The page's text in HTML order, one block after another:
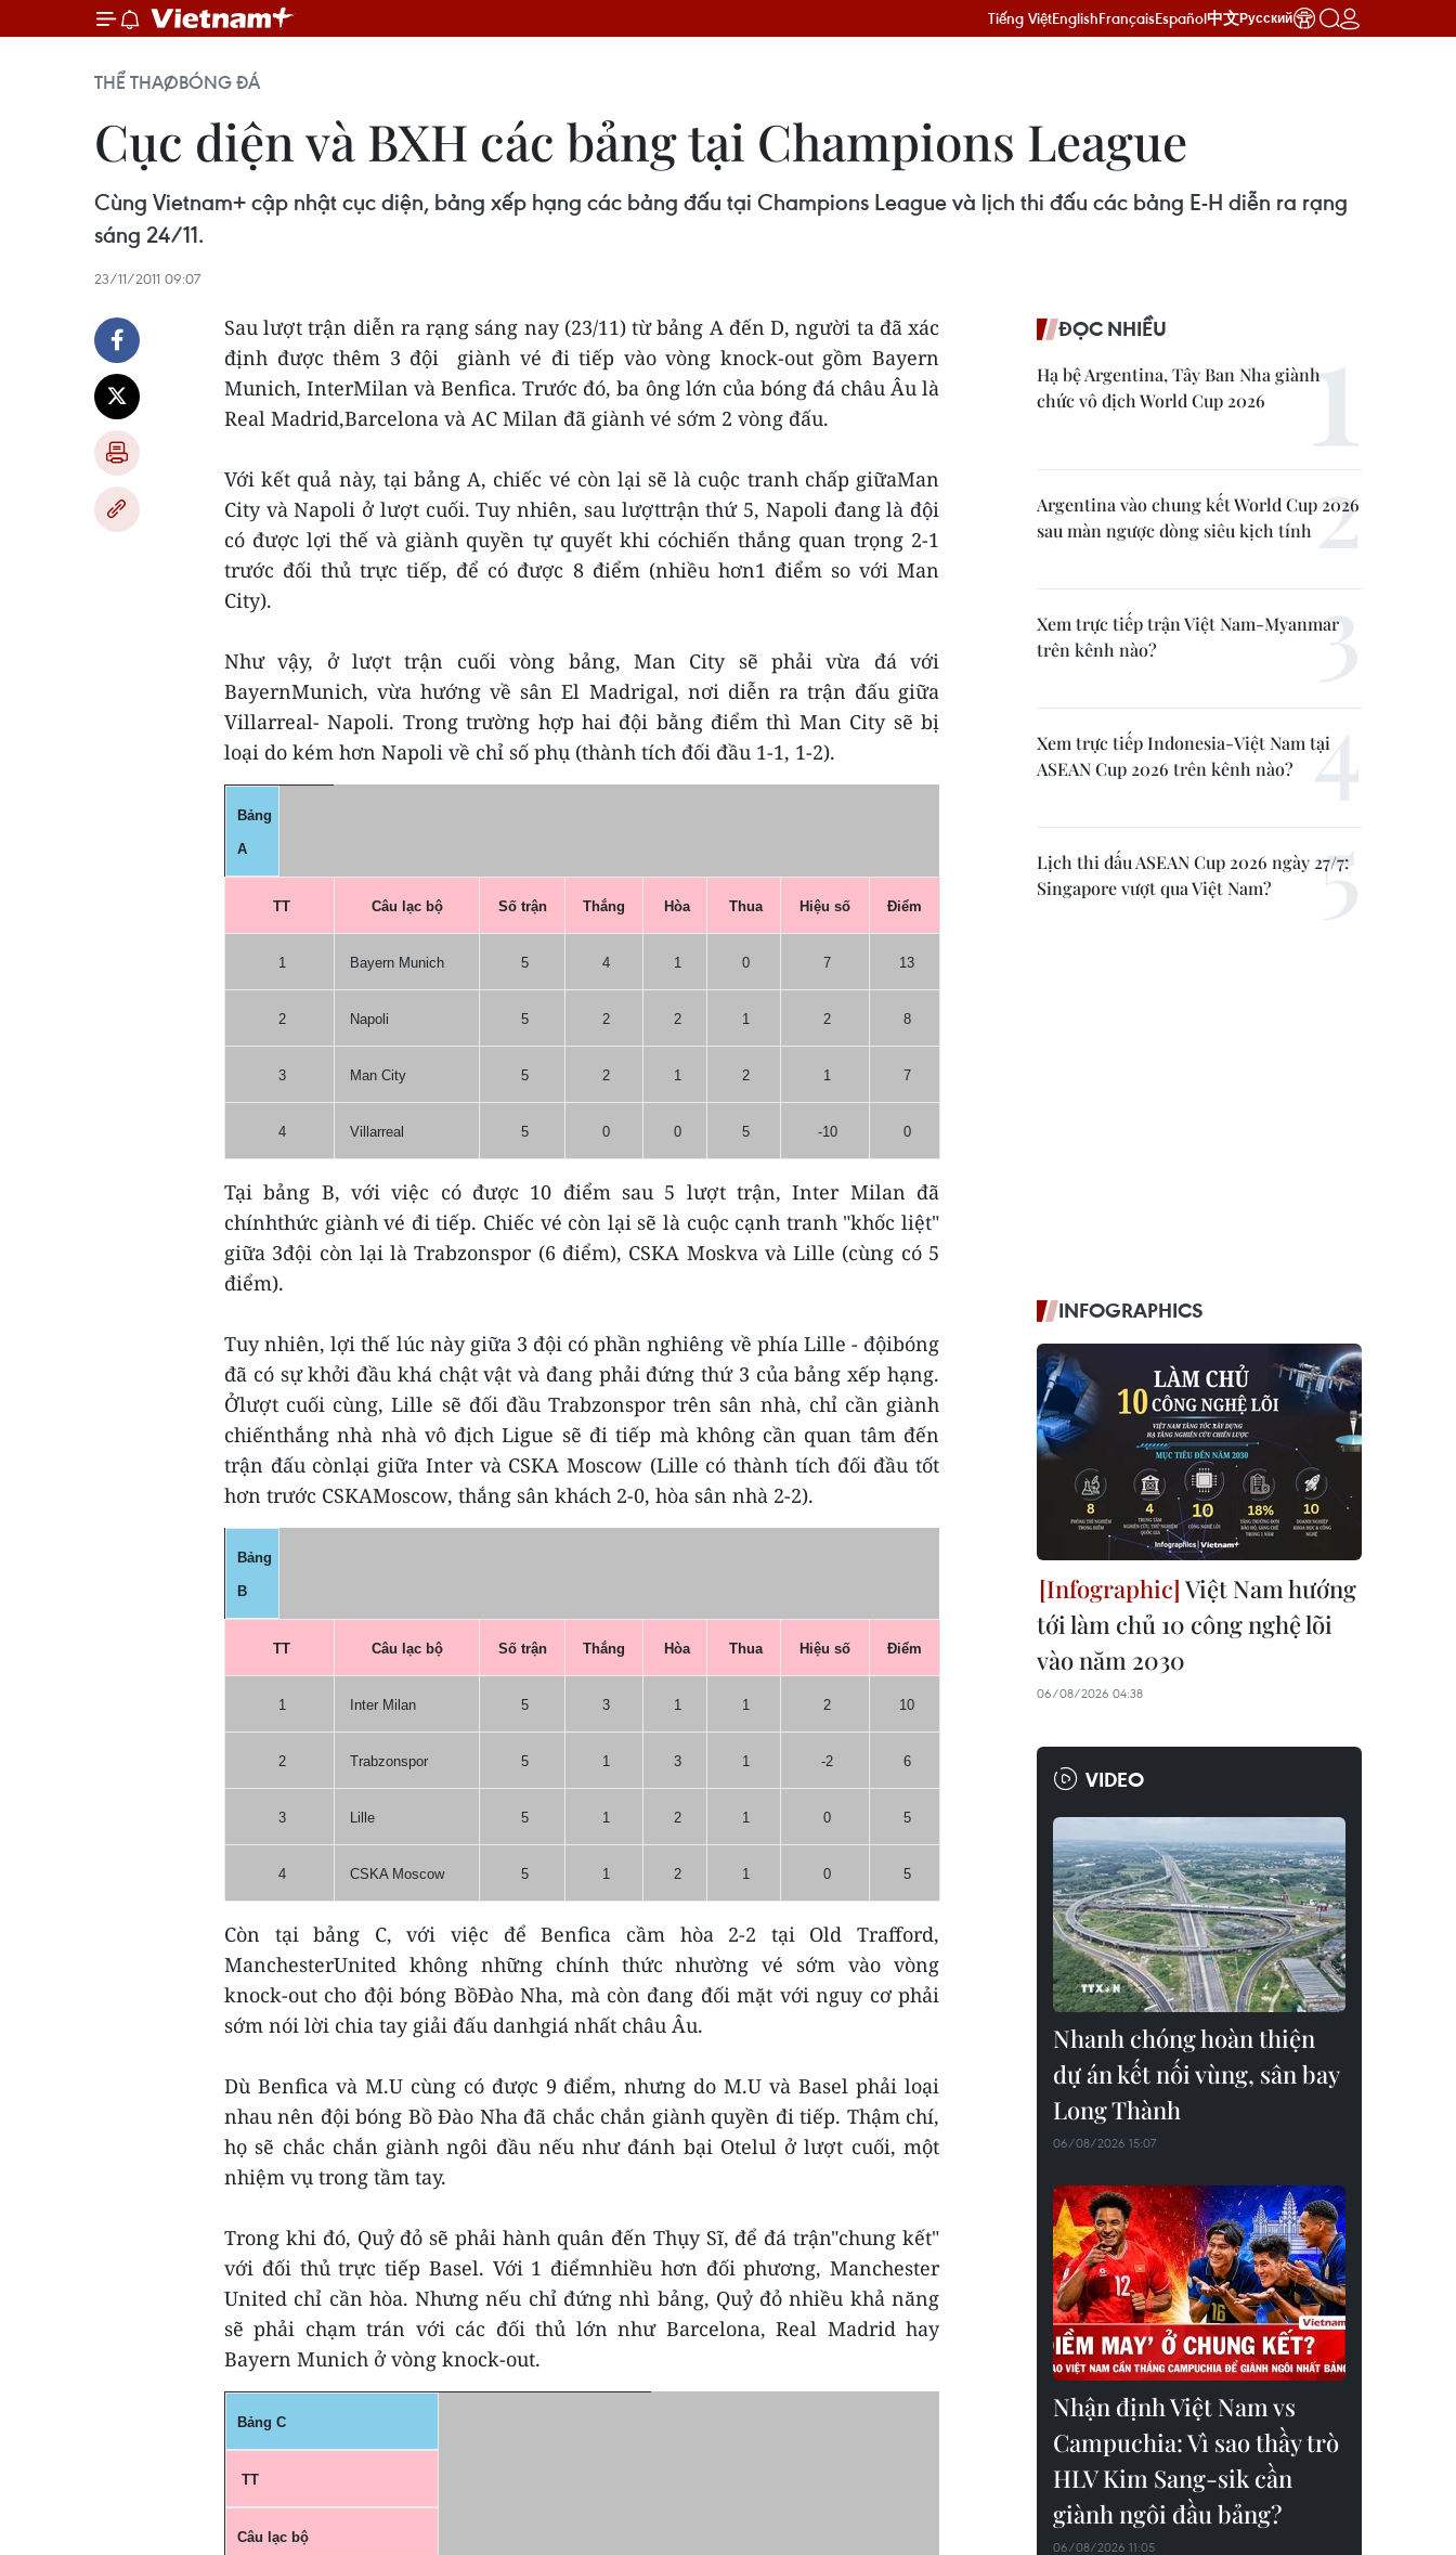
Tiếng ViệtEnglishFrançaisEspañol中文Русский
THỂ THAOBÓNG ĐÁ
Cục diện và BXH các bảng tại Champions League
Cùng Vietnam+ cập nhật cục diện, bảng xếp hạng các bảng đấu tại Champions League và lịch thi đấu các bảng E-H diễn ra rạng
sáng 24/11.
23/11/2011 09:07
Sau lượt trận diễn ra rạng sáng nay (23/11) từ bảng A đến D, người ta đã xác
định được thêm 3 đội giành vé đi tiếp vào vòng knock-out gồm Bayern
Munich, InterMilan và Benfica. Trước đó, ba ông lớn của bóng đá châu Âu là
Real Madrid,Barcelona và AC Milan đã giành vé sớm 2 vòng đấu.
Với kết quả này, tại bảng A, chiếc vé còn lại sẽ là cuộc tranh chấp giữaMan
City và Napoli ở lượt cuối. Tuy nhiên, sau lượttrận thứ 5, Napoli đang là đội
có được lợi thế và giành quyền tự quyết khi cóchiến thắng quan trọng 2-1
trước đối thủ trực tiếp, để có được 8 điểm (nhiều hơn1 điểm so với Man
City).
Như vậy, ở lượt trận cuối vòng bảng, Man City sẽ phải vừa đá với
BayernMunich, vừa hướng về sân El Madrigal, nơi diễn ra trận đấu giữa
Villarreal- Napoli. Trong trường hợp hai đội bằng điểm thì Man City sẽ bị
loại do kém hơn Napoli về chỉ số phụ (thành tích đối đầu 1-1, 1-2).
Bảng
A
TT Câu lạc bộ Số trận Thắng Hòa Thua Hiệu số Điểm
1 Bayern Munich 5 4 1 0 7 13
2 Napoli 5 2 2 1 2 8
3 Man City 5 2 1 2 1 7
4 Villarreal 5 0 0 5 -10 0
Tại bảng B, với việc có được 10 điểm sau 5 lượt trận, Inter Milan đã
chínhthức giành vé đi tiếp. Chiếc vé còn lại sẽ là cuộc cạnh tranh "khốc liệt"
giữa 3đội còn lại là Trabzonspor (6 điểm), CSKA Moskva và Lille (cùng có 5
điểm).
Tuy nhiên, lợi thế lúc này giữa 3 đội có phần nghiêng về phía Lille - độibóng
đã có sự khởi đầu khá chật vật và đang phải đứng thứ 3 của bảng xếp hạng.
Ởlượt cuối cùng, Lille sẽ đối đầu Trabzonspor trên sân nhà, chỉ cần giành
chiếnthắng nhà nhà vô địch Ligue sẽ đi tiếp mà không cần quan tâm đến
trận đấu cònlại giữa Inter và CSKA Moscow (Lille có thành tích đối đầu tốt
hơn trước CSKAMoscow, thắng sân khách 2-0, hòa sân nhà 2-2).
Bảng
B
TT Câu lạc bộ Số trận Thắng Hòa Thua Hiệu số Điểm
1 Inter Milan 5 3 1 1 2 10
2 Trabzonspor 5 1 3 1 -2 6
3 Lille 5 1 2 1 0 5
4 CSKA Moscow 5 1 2 1 0 5
Còn tại bảng C, với việc để Benfica cầm hòa 2-2 tại Old Trafford,
ManchesterUnited không những chính thức nhường vé sớm vào vòng
knock-out cho đội bóng BồĐào Nha, mà còn đang đối mặt với nguy cơ phải
sớm nói lời chia tay giải đấu danhgiá nhất châu Âu.
Dù Benfica và M.U cùng có được 9 điểm, nhưng do M.U và Basel phải loại
nhau nên đội bóng Bồ Đào Nha đã chắc chắn giành quyền đi tiếp. Thậm chí,
họ sẽ chắc chắn giành ngôi đầu nếu như đánh bại Otelul ở lượt cuối, một
nhiệm vụ trong tầm tay.
Trong khi đó, Quỷ đỏ sẽ phải hành quân đến Thụy Sĩ, để đá trận"chung kết"
với đối thủ trực tiếp Basel. Với 1 điểmnhiều hơn đối phương, Manchester
United chỉ cần hòa. Nhưng nếu chỉ đứng nhì bảng, Quỷ đỏ nhiều khả năng
sẽ phải chạm trán với các đối thủ lớn như Barcelona, Real Madrid hay
Bayern Munich ở vòng knock-out.
Bảng C
TT
Câu lạc bộ
ĐỌC NHIỀU
Hạ bệ Argentina, Tây Ban Nha giành
chức vô địch World Cup 2026
Argentina vào chung kết World Cup 2026
sau màn ngược dòng siêu kịch tính
Xem trực tiếp trận Việt Nam-Myanmar
trên kênh nào?
Xem trực tiếp Indonesia-Việt Nam tại
ASEAN Cup 2026 trên kênh nào?
Lịch thi đấu ASEAN Cup 2026 ngày 27/7:
Singapore vượt qua Việt Nam?
INFOGRAPHICS
Việt Nam hướng
tới làm chủ 10 công nghệ lõi
vào năm 2030
06/08/2026 04:38
VIDEO
Nhanh chóng hoàn thiện
dự án kết nối vùng, sân bay
Long Thành
06/08/2026 15:07
Nhận định Việt Nam vs
Campuchia: Vì sao thầy trò
HLV Kim Sang-sik cần
giành ngôi đầu bảng?
06/08/2026 11:05